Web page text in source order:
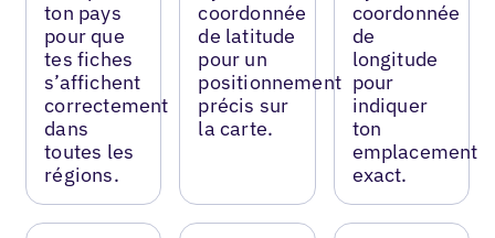
ton pays
pour que
tes fiches
s’affichent
correctement
dans
toutes les
régions.
coordonnée
de latitude
pour un
positionnement
précis sur
la carte.
coordonnée
de
longitude
pour
indiquer
ton
emplacement
exact.